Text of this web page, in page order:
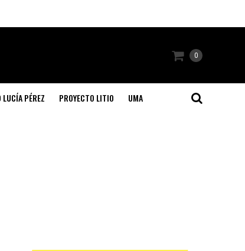
0
LUCÍA PÉREZ PROYECTO LITIO UMA